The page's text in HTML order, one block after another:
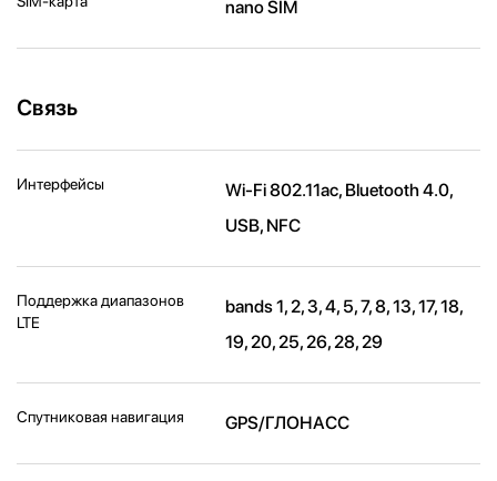
nano SIM
Связь
Интерфейсы
Wi-Fi 802.11ac, Bluetooth 4.0,
USB, NFC
Поддержка диапазонов
LTE
bands 1, 2, 3, 4, 5, 7, 8, 13, 17, 18,
19, 20, 25, 26, 28, 29
Спутниковая навигация GPS/ГЛОНАСС